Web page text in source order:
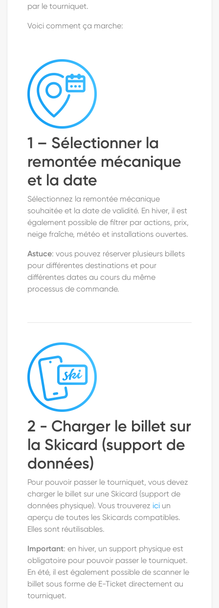
par le tourniquet.
Voici comment ça marche:
1 – Sélectionner la
remontée mécanique
et la date
Sélectionnez la remontée mécanique
souhaitée et la date de validité. En hiver, il est
également possible de filtrer par actions, prix,
neige fraîche, météo et installations ouvertes.
Astuce: vous pouvez réserver plusieurs billets
pour différentes destinations et pour
différentes dates au cours du même
processus de commande.
2 - Charger le billet sur
la Skicard (support de
données)
Pour pouvoir passer le tourniquet, vous devez
charger le billet sur une Skicard (support de
données physique). Vous trouverez ici un
aperçu de toutes les Skicards compatibles.
Elles sont réutilisables.
Important: en hiver, un support physique est
obligatoire pour pouvoir passer le tourniquet.
En été, il est également possible de scanner le
billet sous forme de E-Ticket directement au
tourniquet.